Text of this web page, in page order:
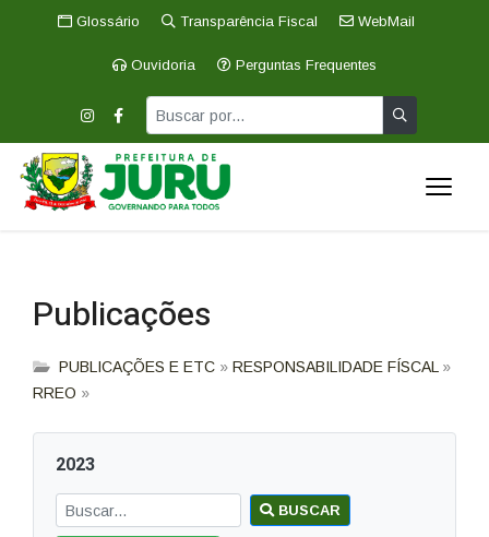
Glossário Transparência Fiscal WebMail
Ouvidoria Perguntas Frequentes
Publicações
PUBLICAÇÕES E ETC » RESPONSABILIDADE FÍSCAL »
RREO »
2023
BUSCAR